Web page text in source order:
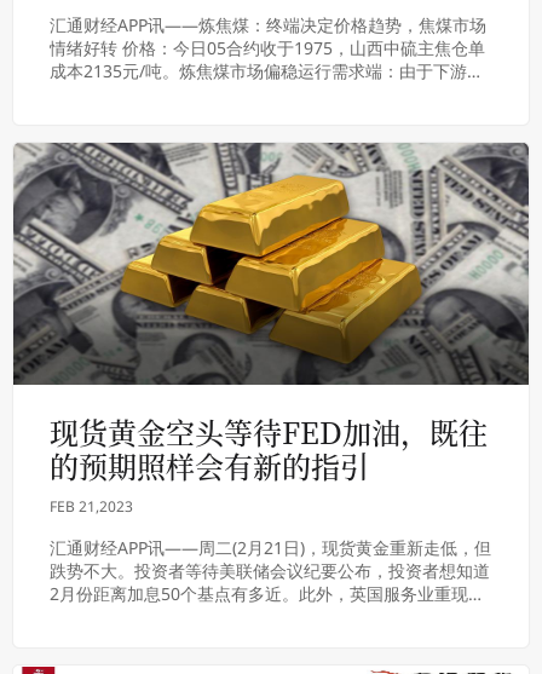
汇通财经APP讯——炼焦煤：终端决定价格趋势，焦煤市场
情绪好转 价格：今日05合约收于1975，山西中硫主焦仓单
成本2135元/吨。炼焦煤市场偏稳运行需求端：由于下游终
现货黄金空头等待FED加油，既往
的预期照样会有新的指引
FEB 21,2023
汇通财经APP讯——周二(2月21日)，现货黄金重新走低，但
跌势不大。投资者等待美联储会议纪要公布，投资者想知道
2月份距离加息50个基点有多近。此外，英国服务业重现扩